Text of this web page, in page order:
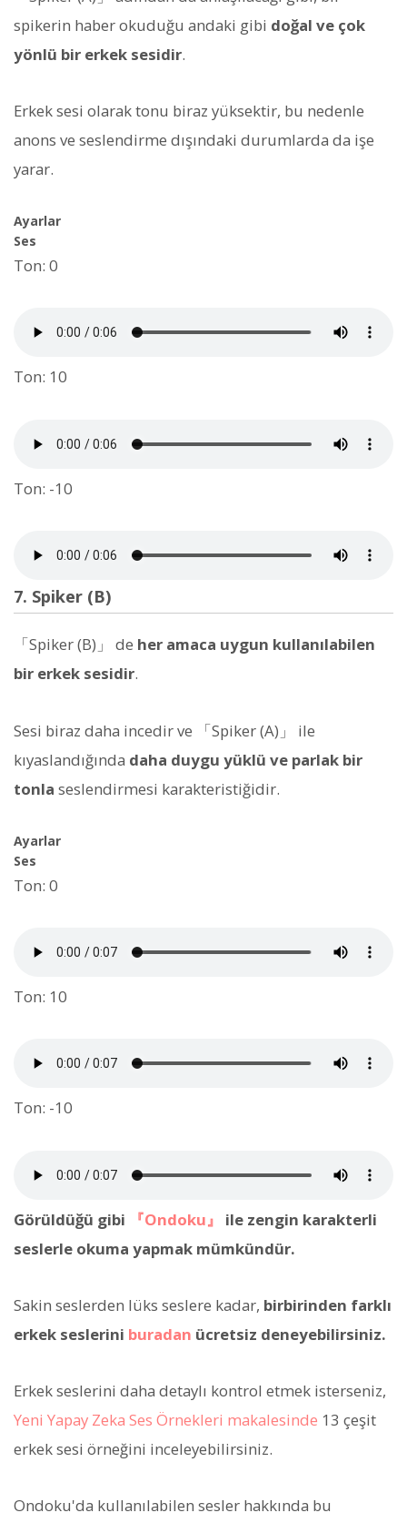
spikerin haber okuduğu andaki gibi doğal ve çok
yönlü bir erkek sesidir.
Erkek sesi olarak tonu biraz yüksektir, bu nedenle
anons ve seslendirme dışındaki durumlarda da işe
yarar.
Ayarlar
Ses
Ton: 0
Ton: 10
Ton: -10
7. Spiker (B)
「Spiker (B)」 de her amaca uygun kullanılabilen
bir erkek sesidir.
Sesi biraz daha incedir ve 「Spiker (A)」 ile
kıyaslandığında daha duygu yüklü ve parlak bir
tonla seslendirmesi karakteristiğidir.
Ayarlar
Ses
Ton: 0
Ton: 10
Ton: -10
Görüldüğü gibi 『Ondoku』
ile zengin karakterli
seslerle okuma yapmak mümkündür.
Sakin seslerden lüks seslere kadar, birbirinden farklı
erkek seslerini buradan ücretsiz deneyebilirsiniz.
Erkek seslerini daha detaylı kontrol etmek isterseniz,
Yeni Yapay Zeka Ses Örnekleri makalesinde 13 çeşit
erkek sesi örneğini inceleyebilirsiniz.
Ondoku'da kullanılabilen sesler hakkında bu